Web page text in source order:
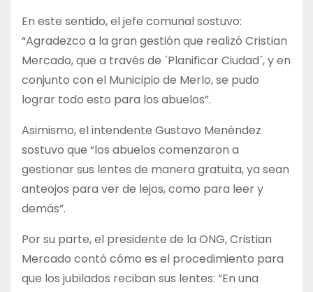
En este sentido, el jefe comunal sostuvo:
“Agradezco a la gran gestión que realizó Cristian
Mercado, que a través de ´Planificar Ciudad´, y en
conjunto con el Municipio de Merlo, se pudo
lograr todo esto para los abuelos”.
Asimismo, el intendente Gustavo Menéndez
sostuvo que “los abuelos comenzaron a
gestionar sus lentes de manera gratuita, ya sean
anteojos para ver de lejos, como para leer y
demás”.
Por su parte, el presidente de la ONG, Cristian
Mercado contó cómo es el procedimiento para
que los jubilados reciban sus lentes: “En una